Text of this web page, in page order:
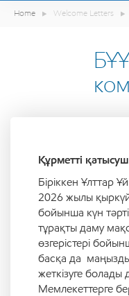
Home Welcome Letters
Құрметті
Біріккен Ұлттар
2026 жылы
бойынша күн
тұрақты даму
өзгерістері
басқа да
жеткізуге болады
Мемлекеттерге